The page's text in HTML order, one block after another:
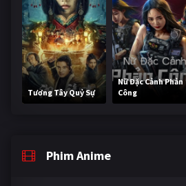
Tương Tây Quỷ Sự
Nữ Đặc Cảnh Phản
Công
Phim Anime